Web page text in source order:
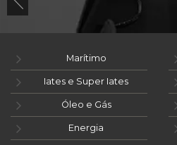
Marítimo
Iates e Super Iates
Óleo e Gás
Energia